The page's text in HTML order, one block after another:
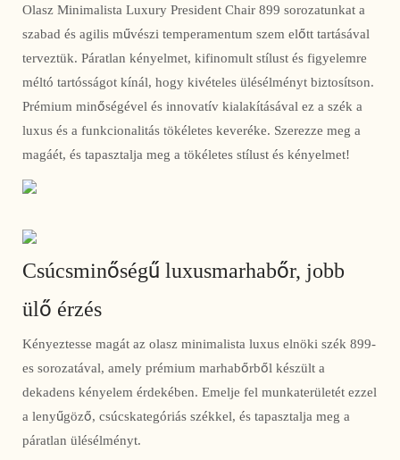
Olasz Minimalista Luxury President Chair 899 sorozatunkat a
szabad és agilis művészi temperamentum szem előtt tartásával
terveztük. Páratlan kényelmet, kifinomult stílust és figyelemre
méltó tartósságot kínál, hogy kivételes ülésélményt biztosítson.
Prémium minőségével és innovatív kialakításával ez a szék a
luxus és a funkcionalitás tökéletes keveréke. Szerezze meg a
magáét, és tapasztalja meg a tökéletes stílust és kényelmet!
Csúcsminőségű luxusmarhabőr, jobb
ülő érzés
Kényeztesse magát az olasz minimalista luxus elnöki szék 899-
es sorozatával, amely prémium marhabőrből készült a
dekadens kényelem érdekében. Emelje fel munkaterületét ezzel
a lenyűgöző, csúcskategóriás székkel, és tapasztalja meg a
páratlan ülésélményt.